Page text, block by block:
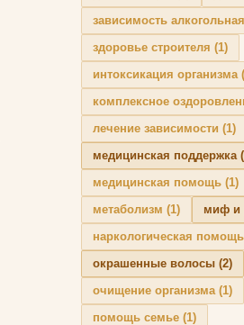
зависимость алкогольная
здоровье строителя (1)
интоксикация организма
комплексное
лечение зависимости (1)
медицинская поддержка
медицинская помощь (1)
метаболизм (1) миф и
наркологическая помощь
окрашенные волосы (2)
очищение организма(1)
помощь семье (1)